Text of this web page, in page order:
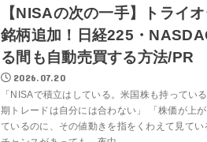
【NISAの次の一手】トライ
銘柄追加！日経225・
る間も自動売買する方法/PR
2026.07.20
「NISAで積立はしている。米国株も持ってい
期トレードは自分には合わない」 「株価が上
ているのに、その値動きを指をくわえて見てい